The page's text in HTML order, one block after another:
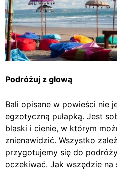
Podróżuj z głową
Bali opisane w powieści nie
egzotyczną pułapką. Jest
blaski i cienie, w którym
znienawidzić. Wszystko
przygotujemy się do
oczekiwać. Jak wszędzie na